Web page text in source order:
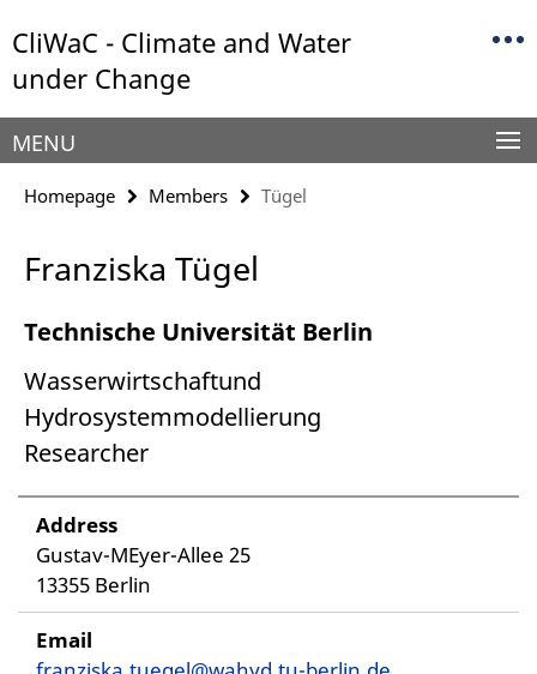
direkt
zu
CliWaC - Climate and Water
under Change
Service
Navigation
MENU
Homepage Members Tügel
Franziska Tügel
Technische Universität Berlin
Wasserwirtschaftund
Hydrosystemmodellierung
Researcher
Address
Gustav-MEyer-Allee 25
13355 Berlin
Email